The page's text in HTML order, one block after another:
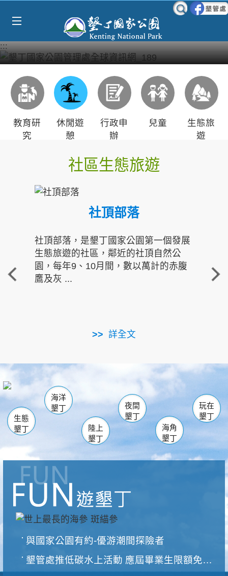
:::
教育研
究
休閒遊
憩
行政申
辦
兒童
生態旅
遊
社區生態旅遊
社頂部落
社頂部落，是墾丁國家公園第一個發展
生態旅遊的社區，鄰近的社頂自然公
園，每年9、10月間，數以萬計的赤腹
鷹及灰 ...
詳全文
重
走進
南仁湖
海生館
恆春 佳樂水
龍鑾潭自然中心 森林遊樂區
瓊麻館
關山 墾管處遊客中心
社頂公園 風吹沙
船帆石
白砂 龍磐公園
香蕉灣
砂島
鵝鑾鼻
生態
墾丁
海洋
墾丁
陸上
墾丁
夜間
墾丁
海角
墾丁
玩在
墾丁
與國家公園有約-優游潮間探險者
墾管處推低碳水上活動 應屆畢業生限額免費參加